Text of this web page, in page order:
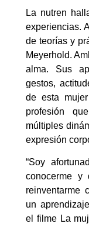
La nutren
experiencias.
de teorías y
Meyerhold.
alma. Sus
gestos,
de esta
profesión
múltiples
expresión
“Soy
conocerme y
reinventarme
un
el filme La